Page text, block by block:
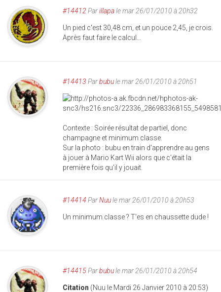
#14412 Parillapale mar 26/01/2010 à 20h32
Un pied c'est 30,48 cm, et un pouce 2,45, je crois.
Après faut faire le calcul...
#14413 Parbubule mar 26/01/2010 à 20h51
Contexte : Soirée résultat de partiel, donc
champagne et minimum classe.
Sur la photo : bubu en train d'apprendre au gens
à jouer à Mario Kart Wii alors que c'était la
première fois qu'il y jouait.
#14414 ParNuule mar 26/01/2010 à 20h53
Un minimum classe ? T'es en chaussette dude !
#14415Parbubule mar 26/01/2010 à 20h54
Citation (Nuu le Mardi 26 Janvier 2010 à 20:53)